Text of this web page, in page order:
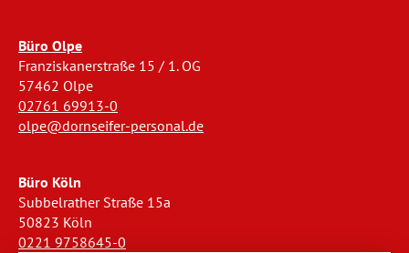
Büro Olpe
Franziskanerstraße 15 / 1. OG
57462 Olpe
02761 69913-0
olpe@dornseifer-personal.de
Büro Köln
Subbelrather Straße 15a
50823 Köln
0221 9758645-0